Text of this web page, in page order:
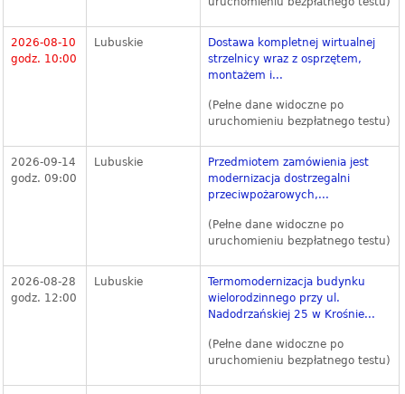
2026-08-10
godz. 10:00
Lubuskie
Dostawa kompletnej wirtualnej
strzelnicy wraz z osprzętem,
montażem i...
(Pełne dane widoczne po
uruchomieniu bezpłatnego testu)
2026-09-14
godz. 09:00
Lubuskie
Przedmiotem zamówienia jest
modernizacja dostrzegalni
przeciwpożarowych,...
(Pełne dane widoczne po
uruchomieniu bezpłatnego testu)
2026-08-28
godz. 12:00
Lubuskie
Termomodernizacja budynku
wielorodzinnego przy ul.
Nadodrzańskiej 25 w Krośnie...
(Pełne dane widoczne po
uruchomieniu bezpłatnego testu)